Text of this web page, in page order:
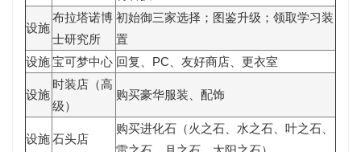
设施
布拉塔诺博
士研究所
初始御三家选择；图鉴升级；领取学习装
置
设施宝可梦中心 回复、PC、友好商店、更衣室
设施
时装店（高
级）
购买豪华服装、配饰
设施石头店
购买进化石（火之石、水之石、叶之石、